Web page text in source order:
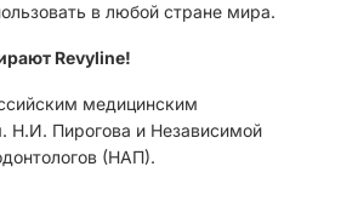
в любой стране мира.
Revyline!
медицинским
Н.И. Пирогова и Независимой
(НАП).